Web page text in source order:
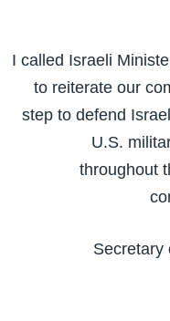
I called Israeli
to reiterate our
step to defend
U.S.
throughout
—